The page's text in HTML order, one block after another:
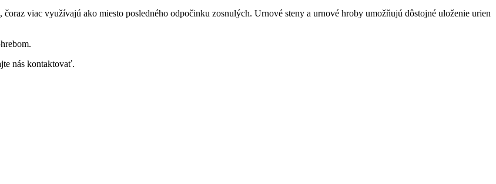
čoraz viac využívajú ako miesto posledného odpočinku zosnulých. Urnové steny a urnové hroby umožňujú dôstojné uloženie urien
nás kontaktovať.